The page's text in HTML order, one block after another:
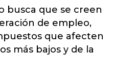
busca que se creen
de empleo,
que afecten
más bajos y de la